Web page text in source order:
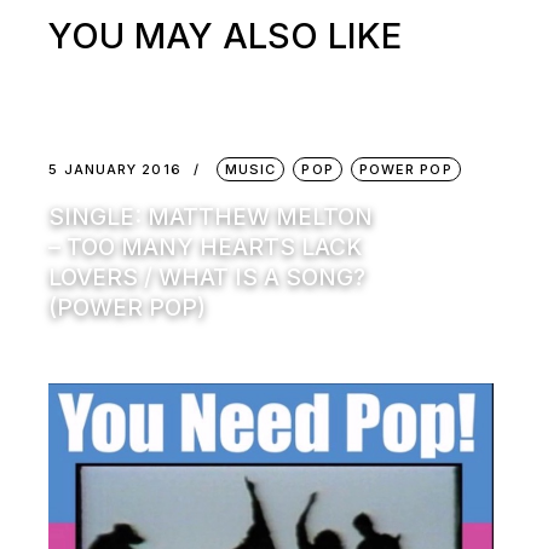
YOU MAY ALSO LIKE
5 JANUARY 2016 MUSIC POP POWER POP
SINGLE: MATTHEW MELTON
– TOO MANY HEARTS LACK
LOVERS / WHAT IS A SONG?
(POWER POP)